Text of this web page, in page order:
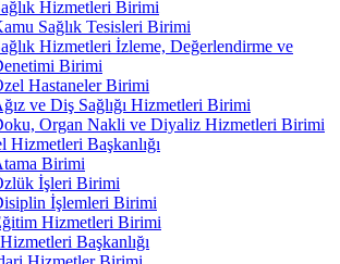
Hizmetleri Birimi
Sağlık Tesisleri Birimi
Hizmetleri İzleme, Değerlendirme ve
Birimi
Hastaneler Birimi
ve Diş Sağlığı Hizmetleri Birimi
Organ Nakli ve Diyaliz Hizmetleri Birimi
Hizmetleri Başkanlığı
Birimi
İşleri Birimi
İşlemleri Birimi
Hizmetleri Birimi
Başkanlığı